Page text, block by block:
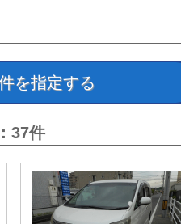
を指定する
37件